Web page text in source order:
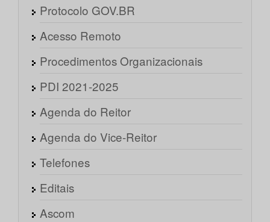
Protocolo GOV.BR
Acesso Remoto
Procedimentos Organizacionais
PDI 2021-2025
Agenda do Reitor
Agenda do Vice-Reitor
Telefones
Editais
Ascom